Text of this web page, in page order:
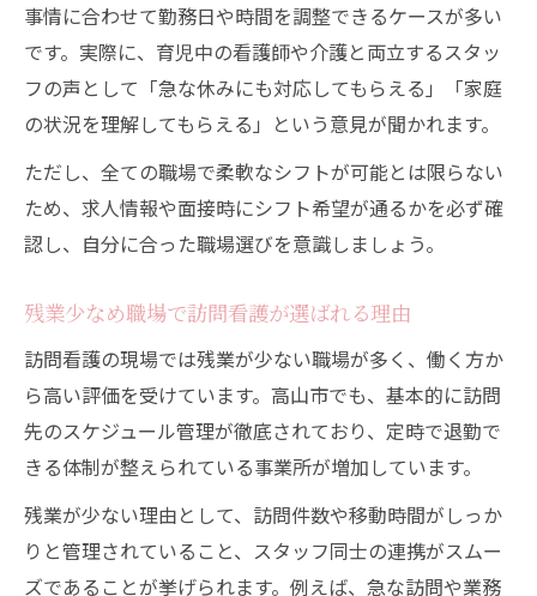
事情に合わせて勤務日や時間を調整できるケースが多い
です。実際に、育児中の看護師や介護と両立するスタッ
フの声として「急な休みにも対応してもらえる」「家庭
の状況を理解してもらえる」という意見が聞かれます。
ただし、全ての職場で柔軟なシフトが可能とは限らない
ため、求人情報や面接時にシフト希望が通るかを必ず確
認し、自分に合った職場選びを意識しましょう。
残業少なめ職場で訪問看護が選ばれる理由
訪問看護の現場では残業が少ない職場が多く、働く方か
ら高い評価を受けています。高山市でも、基本的に訪問
先のスケジュール管理が徹底されており、定時で退勤で
きる体制が整えられている事業所が増加しています。
残業が少ない理由として、訪問件数や移動時間がしっか
りと管理されていること、スタッフ同士の連携がスムー
ズであることが挙げられます。例えば、急な訪問や業務